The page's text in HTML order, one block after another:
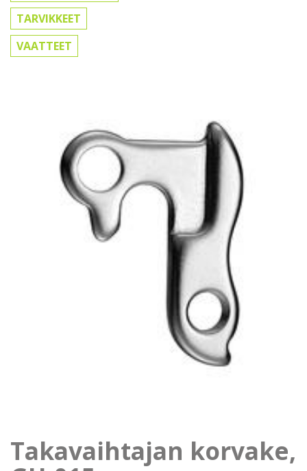
TARVIKKEET
VAATTEET
Takavaihtajan korvake,